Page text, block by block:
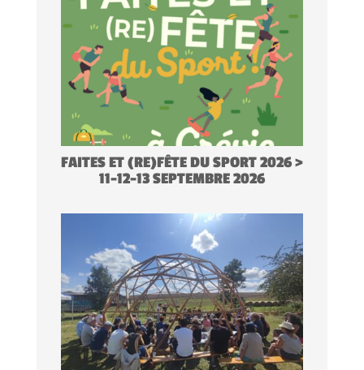
FAITES ET (RE)FÊTE DU SPORT 2026 >
11-12-13 SEPTEMBRE 2026